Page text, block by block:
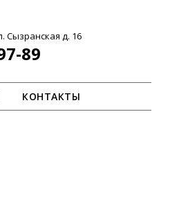
Сызранская д. 16
89
КОНТАКТЫ